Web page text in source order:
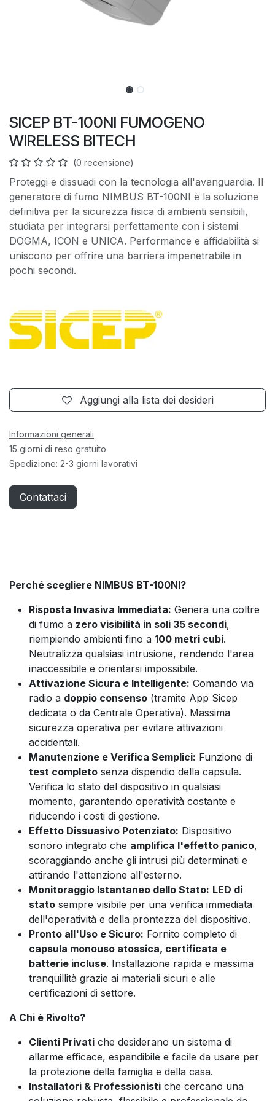
SICEP BT-100NI FUMOGENO
WIRELESS BITECH
(0 recensione)
Proteggi e dissuadi con la tecnologia all'avanguardia. Il
generatore di fumo NIMBUS BT-100NI è la soluzione
definitiva per la sicurezza fisica di ambienti sensibili,
studiata per integrarsi perfettamente con i sistemi
DOGMA, ICON e UNICA. Performance e affidabilità si
uniscono per offrire una barriera impenetrabile in
pochi secondi.
Aggiungi alla lista dei desideri
Informazioni generali
15 giorni di reso gratuito
Spedizione: 2-3 giorni lavorativi
Contattaci
Perché scegliere NIMBUS BT-100NI?
Risposta Invasiva Immediata: Genera una coltre
di fumo a zero visibilità in soli 35 secondi,
riempiendo ambienti fino a 100 metri cubi.
Neutralizza qualsiasi intrusione, rendendo l'area
inaccessibile e orientarsi impossibile.
Attivazione Sicura e Intelligente: Comando via
radio a doppio consenso (tramite App Sicep
dedicata o da Centrale Operativa). Massima
sicurezza operativa per evitare attivazioni
accidentali.
Manutenzione e Verifica Semplici: Funzione di
test completo senza dispendio della capsula.
Verifica lo stato del dispositivo in qualsiasi
momento, garantendo operatività costante e
riducendo i costi di gestione.
Effetto Dissuasivo Potenziato: Dispositivo
sonoro integrato che amplifica l'effetto panico,
scoraggiando anche gli intrusi più determinati e
attirando l'attenzione all'esterno.
Monitoraggio Istantaneo dello Stato: LED di
stato sempre visibile per una verifica immediata
dell'operatività e della prontezza del dispositivo.
Pronto all'Uso e Sicuro: Fornito completo di
capsula monouso atossica, certificata e
batterie incluse. Installazione rapida e massima
tranquillità grazie ai materiali sicuri e alle
certificazioni di settore.
A Chi è Rivolto?
Clienti Privati che desiderano un sistema di
allarme efficace, espandibile e facile da usare per
la protezione della famiglia e della casa.
Installatori & Professionisti che cercano una